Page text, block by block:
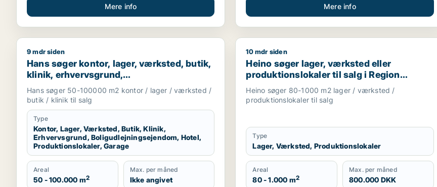
Mere info Mere info
Hans søger kontor, lager, værksted, butik, klinik, erhvervsgrund, boligudlejningsejendom, hotel,
9 mdr siden
Hans søger kontor, lager, værksted, butik,
klinik, erhvervsgrund,
boligudlejningsejendom, hotel,
produktionslokaler eller garage til salg i
Region Sjælland
Hans søger 50-100000 m2 kontor / lager / værksted /
butik / klinik til salg
Type
Kontor, Lager, Værksted, Butik, Klinik,
Erhvervsgrund, Boligudlejningsejendom, Hotel,
Produktionslokaler, Garage
Areal
50 - 100.000 m2
Max. per måned
Ikke angivet
Heino søger lager, værksted eller
10 mdr siden
Heino søger lager, værksted eller
produktionslokaler til salg i Region
Sjælland
Heino søger 80-1000 m2 lager / værksted /
produktionslokaler til salg
Type
Lager, Værksted, Produktionslokaler
Areal
80 - 1.000 m2
Max. per måned
800.000 DKK